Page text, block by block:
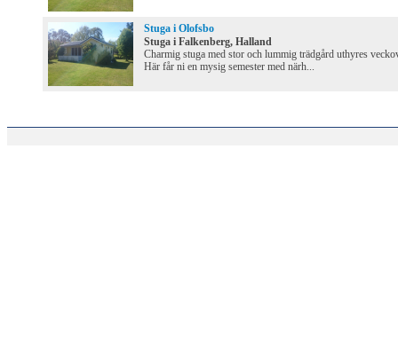
Stuga i Olofsbo
Stuga i Falkenberg, Halland
Charmig stuga med stor och lummig trädgård uthyres
Här får ni en mysig semester med närh...